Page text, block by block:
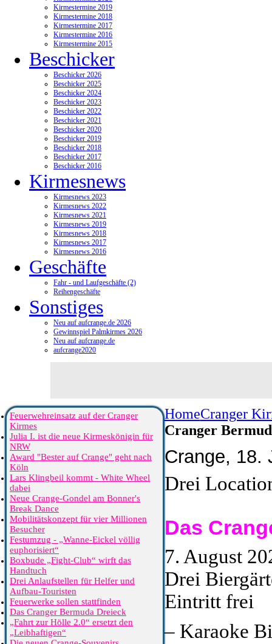
Kirmestermine 2019
Kirmestermine 2018
Kirmestermine 2017
Kirmestermine 2016
Kirmestermine 2015
Beschicker
Beschicker 2026
Beschicker 2025
Beschicker 2024
Beschicker 2023
Beschicker 2022
Beschicker 2021
Beschicker 2020
Beschicker 2019
Beschicker 2018
Beschicker 2017
Beschicker 2016
Kirmesnews
Kirmesnews 2023
Kirmesnews 2022
Kirmesnews 2021
Kirmesnews 2019
Kirmesnews 2018
Kirmesnews 2017
Kirmesnews 2016
Geschäfte
Fahr - und Laufgeschäfte (2)
Reihengeschäfte
Sonstiges
Neu auf aufcrange.de 2026
Gewinnspiel Palmkirmes 2026
Neu auf aufcrange.de
aufcrange2020
HomeCranger
Cranger
Crange, 18.
Drei
Das
7. August
Drei
Eintritt frei
– Karaoke
Feuerwehreinsatz auf der Cranger
Kirmes
Julia I. ist die neue Kirmeskönigin für
NRW
Award "Bester auf Crange" geht nach
Köln
Lars Klingbeil kommt - White Wheel
dabei
Neue Crange-Gondel am Bonner's
Break Dance
Mobilitätskonzept für vier Millionen
Besucher
Festumzug - „Wanne-Eickel völlig
euphorisiert“
Boxbude „Fight-Club“ wirft das
Handtuch
Drei Anlaufstellen für Helfer und
Aufbau-Touristen
Feuerwerke sollen stattfinden
Das Cranger Bermuda Dreieck
„Fahrt zur Hölle 2.0“ ersetzt den
„Leibhaftigen“